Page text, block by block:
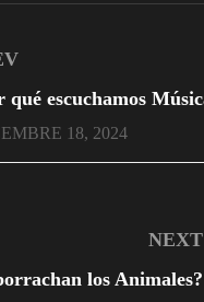
18, 2024
NEXT
los Animales?